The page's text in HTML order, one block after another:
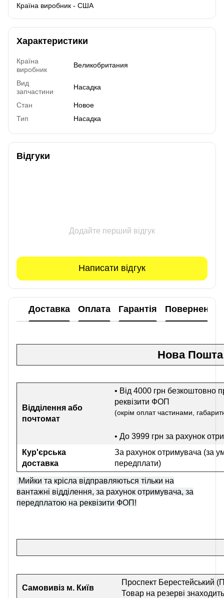
Країна виробник - США
Характеристики
Країна
виробник
Великобритания
Вид
запчастини
Насадка
Стан
Новое
Тип
Насадка
Відгуки
Додайте перший відгук
Написати відгук
Доставка Оплата Гарантія Повернення
Нова Пошта
Відділення або
почтомат
• Від 4000 грн безкоштовно
реквізити ФОП
(окрім оплат частинами,
• До 3999 грн за рахунок
Кур'єрська
доставка
За рахунок отримувача (за
передплати)
Мийки та крісла відправляються тільки на
вантажні відділення, за рахунок отримувача, за
передплатою на реквізити ФОП!
Самовивіз м. Київ
Проспект Берестейський
Товар на резерві